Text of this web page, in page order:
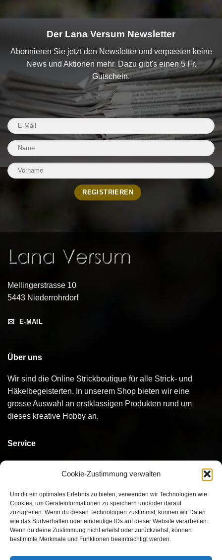
Cookie-Zustimmung verwalten
Um dir ein optimales Erlebnis zu bieten, verwenden wir Technologien wie
Cookies, um Geräteinformationen zu speichern und/oder darauf
zuzugreifen. Wenn du diesen Technologien zustimmst, können wir Daten
wie das Surfverhalten oder eindeutige IDs auf dieser Website verarbeiten.
Wenn du deine Zustimmung nicht erteilst oder zurückziehst, können
bestimmte Merkmale und Funktionen beeinträchtigt werden.
Der Lana Versum Newsletter
Abonnieren Sie jetzt den Newsletter und verpassen keine
News und Aktionen mehr. Dazu gibt's einen 5 Fr.
Gutschein.
Mellingerstrasse 10
5443 Niederrohrdorf
E-MAIL
Über uns
Wir sind die Online Strickboutique für alle Strick- und
Häkelbegeisterten. In unserem Shop bieten wir eine
grosse Auswahl an erstklassigen Produkten rund um
dieses kreative Hobby an.
Service
Bezahlen
Versand